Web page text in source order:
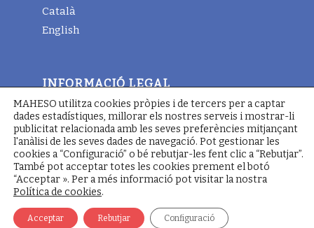
Català
English
INFORMACIÓ LEGAL
Avis legal
Termes i condicions generals
Política de cookies
© Copyright - Maheso 2022 - Web designed by
Comunicación
MAHESO utilitza cookies pròpies i de tercers per a captar
dades estadístiques, millorar els nostres serveis i mostrar-li
publicitat relacionada amb les seves preferències mitjançant
l'anàlisi de les seves dades de navegació. Pot gestionar les
cookies a “Configuració” o bé rebutjar-les fent clic a “Rebutjar”.
També pot acceptar totes les cookies prement el botó
“Acceptar ». Per a més informació pot visitar la nostra
Política de cookies.
Acceptar Rebutjar Configuració